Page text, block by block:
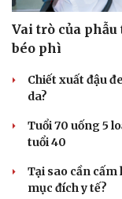
Cải chính
Vai trò của
béo phì
Chiết xuất đậu
da?
Tuổi 70 uống 5
tuổi 40
Tại sao cần
mục đích y tế?